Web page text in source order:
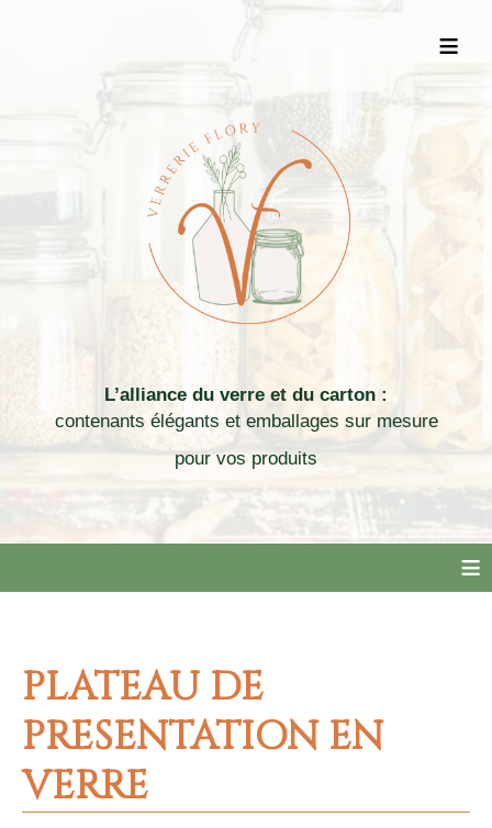
≡
L’alliance du verre et du carton :
contenants élégants et emballages sur mesure
pour vos produits
≡
PLATEAU DE
PRESENTATION EN
VERRE